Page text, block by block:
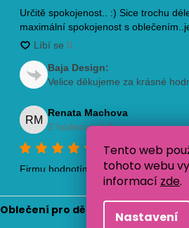
Tento web
tohoto webu
informací zde.
Nastavení
Oblečení pro děti Baja Design .